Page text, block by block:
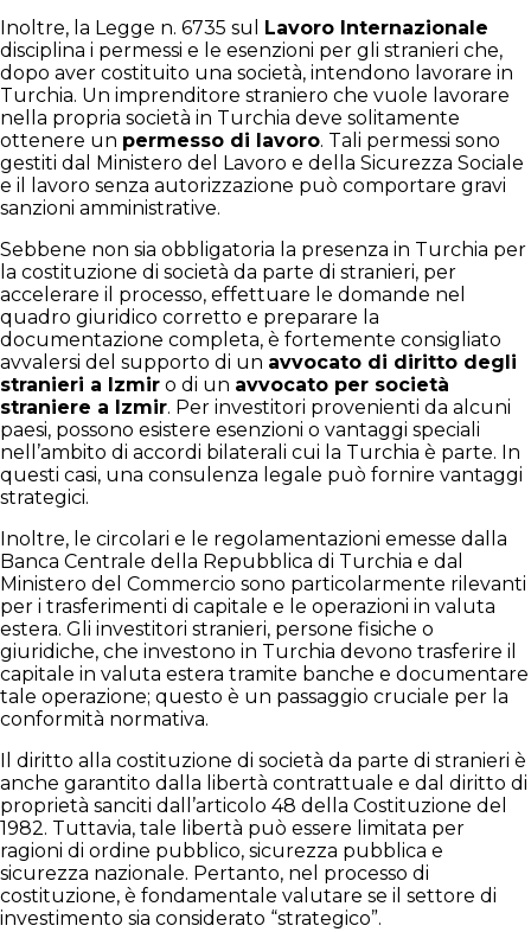
Inoltre, la Legge n. 6735 sul
Lavoro Internazionale
disciplina i permessi e le esenzioni per gli stranieri che,
dopo aver costituito una società, intendono lavorare in
Turchia. Un imprenditore straniero che vuole lavorare
nella propria società in Turchia deve solitamente
ottenere un permesso di lavoro. Tali permessi sono
gestiti dal Ministero del Lavoro e della Sicurezza Sociale
e il lavoro senza autorizzazione può comportare gravi
sanzioni amministrative.
Sebbene non sia obbligatoria la presenza in Turchia per
la costituzione di società da parte di stranieri, per
accelerare il processo, effettuare le domande nel
quadro giuridico corretto e preparare la
documentazione completa, è fortemente consigliato
avvalersi del supporto di un avvocato di diritto degli
stranieri a Izmir o di un avvocato per società
straniere a Izmir. Per investitori provenienti da alcuni
paesi, possono esistere esenzioni o vantaggi speciali
nell’ambito di accordi bilaterali cui la Turchia è parte. In
questi casi, una consulenza legale può fornire vantaggi
strategici.
Inoltre, le circolari e le regolamentazioni emesse dalla
Banca Centrale della Repubblica di Turchia e dal
Ministero del Commercio sono particolarmente rilevanti
per i trasferimenti di capitale e le operazioni in valuta
estera. Gli investitori stranieri, persone fisiche o
giuridiche, che investono in Turchia devono trasferire il
capitale in valuta estera tramite banche e documentare
tale operazione; questo è un passaggio cruciale per la
conformità normativa.
Il diritto alla costituzione di società da parte di stranieri è
anche garantito dalla libertà contrattuale e dal diritto di
proprietà sanciti dall’articolo 48 della Costituzione del
1982. Tuttavia, tale libertà può essere limitata per
ragioni di ordine pubblico, sicurezza pubblica e
sicurezza nazionale. Pertanto, nel processo di
costituzione, è fondamentale valutare se il settore di
investimento sia considerato “strategico”.